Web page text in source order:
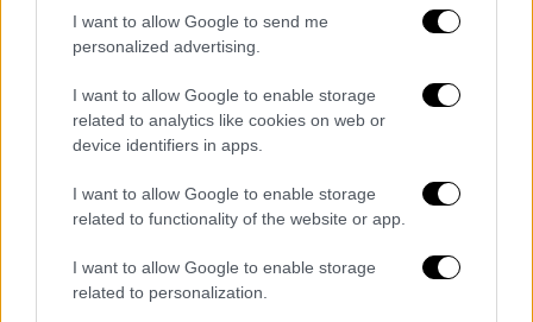
I want to allow Google to send me
personalized advertising.
I want to allow Google to enable storage
related to analytics like cookies on web or
device identifiers in apps.
I want to allow Google to enable storage
related to functionality of the website or app.
I want to allow Google to enable storage
related to personalization.
ακολουθήσουμε αν ο ελληνικός λαός μας
επιλέξει».
Όπως πρόσθεσε, «Έχουμεαπόλυτη
βεβαιότηταότιυπάρχει και άλλος δρόμος
και αυτόν τον δρόμο έχουμε διαλέξει».
«Έλεγε πως θα μειώσει λογαριασμούς
και μειώνει το εισόδημα των